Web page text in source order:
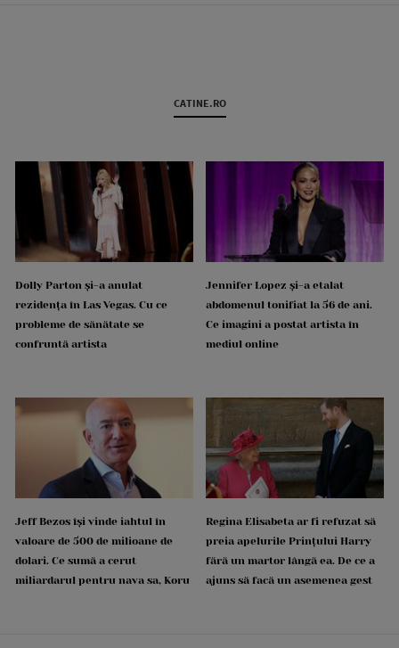
CATINE.RO
Dolly Parton și-a anulat
rezidența în Las Vegas. Cu ce
probleme de sănătate se
confruntă artista
Jennifer Lopez și-a etalat
abdomenul tonifiat la 56 de ani.
Ce imagini a postat artista în
mediul online
Jeff Bezos își vinde iahtul în
valoare de 500 de milioane de
dolari. Ce sumă a cerut
miliardarul pentru nava sa, Koru
Regina Elisabeta ar fi refuzat să
preia apelurile Prințului Harry
fără un martor lângă ea. De ce a
ajuns să facă un asemenea gest